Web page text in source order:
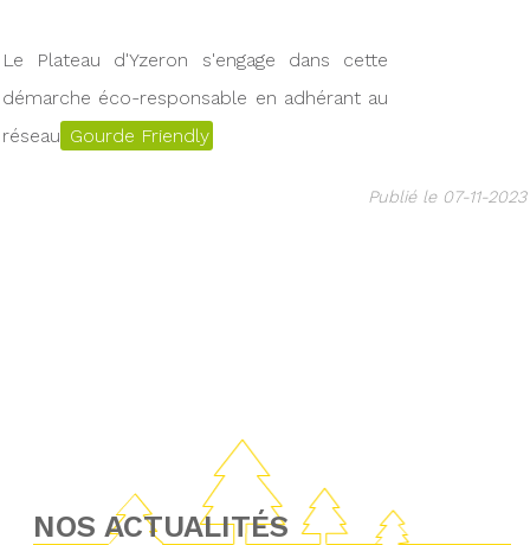
Le Plateau d'Yzeron s'engage dans cette
démarche éco-responsable en adhérant au
réseau Gourde Friendly
Publié le 07-11-2023
NOS ACTUALITÉS